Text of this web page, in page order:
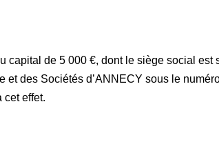
capital de 5 000 €, dont le siège social est
des Sociétés d’ANNECY sous le
cet effet.